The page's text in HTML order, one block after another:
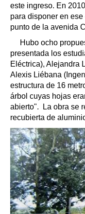
este ingreso. En
para disponer en
punto de la avenida
Hubo ocho
presentada los
Eléctrica), Alejandra
Alexis Liébana
estructura de 16
árbol cuyas hojas
abierto". La obra se
recubierta de